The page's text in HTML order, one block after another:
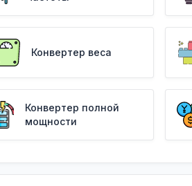
Конвертер веса
Конвертер полной
мощности